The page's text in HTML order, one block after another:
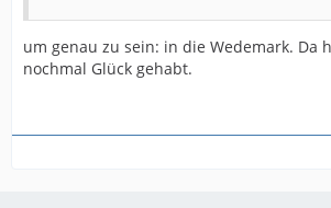
um genau zu sein: in die Wedemark. Da
nochmal Glück gehabt.